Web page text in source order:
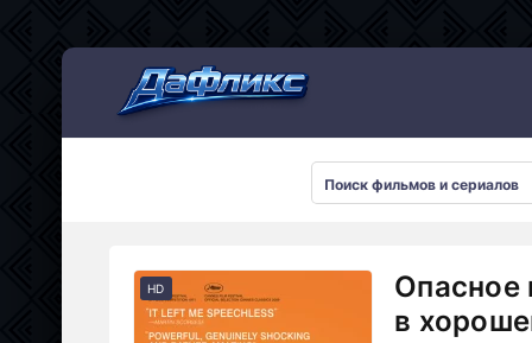
HD
Опасное
в
Мультсериалы